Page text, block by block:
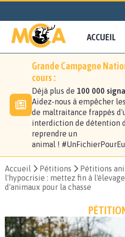
ACCUEIL
Grande Campagne
cours :
Déjà plus de 100 000
Aidez-nous à empêcher
de maltraitance frappés
interdiction de détention
reprendre un
animal !
Accueil Pétitions Pétitions
l'hypocrisie : mettez fin à
d'animaux pour la chasse